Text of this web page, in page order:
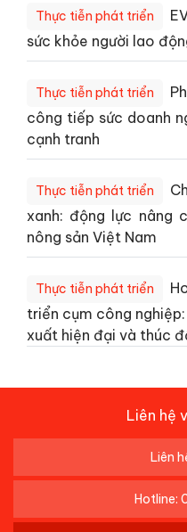
Thực tiễn phát triển
sức khỏe người lao
Thực tiễn phát triển
công tiếp sức doanh
cạnh tranh
Thực tiễn phát triển
xanh: động lực nâng
nông sản Việt Nam
Thực tiễn phát triển
triển cụm công
xuất hiện đại và thúc
Liên hệ
Liên
Hotline: